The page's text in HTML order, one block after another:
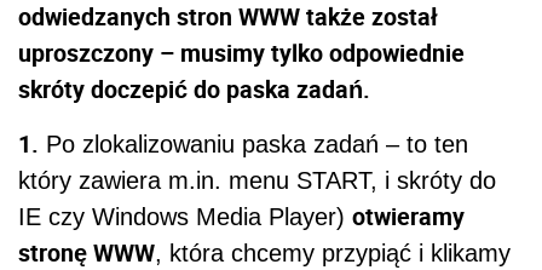
odwiedzanych stron WWW także został
uproszczony – musimy tylko odpowiednie
skróty doczepić do paska zadań.
1. Po zlokalizowaniu paska zadań – to ten
który zawiera m.in. menu START, i skróty do
IE czy Windows Media Player) otwieramy
stronę WWW, która chcemy przypiąć i klikamy